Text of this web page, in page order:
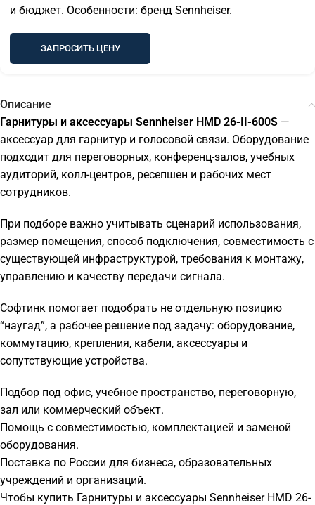
и бюджет. Особенности: бренд Sennheiser.
ЗАПРОСИТЬ ЦЕНУ
Описание
Гарнитуры и аксессуары Sennheiser HMD 26-II-600S —
аксессуар для гарнитур и голосовой связи. Оборудование
подходит для переговорных, конференц-залов, учебных
аудиторий, колл-центров, ресепшен и рабочих мест
сотрудников.
При подборе важно учитывать сценарий использования,
размер помещения, способ подключения, совместимость с
существующей инфраструктурой, требования к монтажу,
управлению и качеству передачи сигнала.
Софтинк помогает подобрать не отдельную позицию
“наугад”, а рабочее решение под задачу: оборудование,
коммутацию, крепления, кабели, аксессуары и
сопутствующие устройства.
Подбор под офис, учебное пространство, переговорную,
зал или коммерческий объект.
Помощь с совместимостью, комплектацией и заменой
оборудования.
Поставка по России для бизнеса, образовательных
учреждений и организаций.
Чтобы купить Гарнитуры и аксессуары Sennheiser HMD 26-